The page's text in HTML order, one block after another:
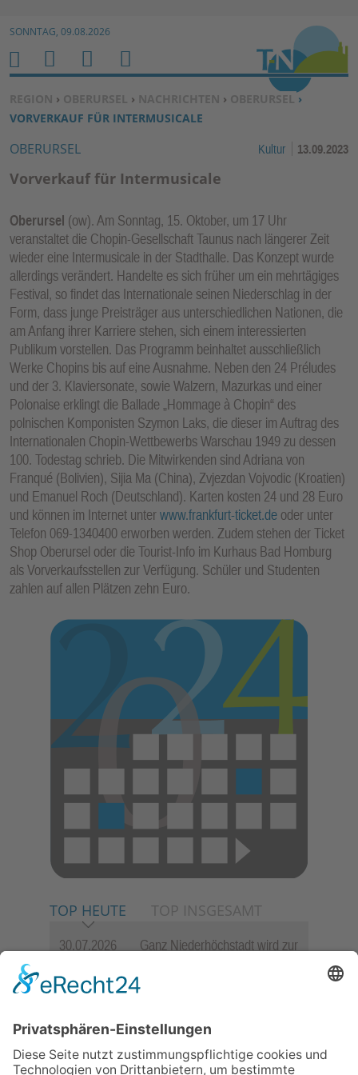
Zum Inhalt springen ↓
SONNTAG, 09.08.2026
SIE BEFINDEN SICH HIER:
REGION › OBERURSEL › NACHRICHTEN › OBERURSEL ›
VORVERKAUF FÜR INTERMUSICALE
OBERURSEL Kultur 13.09.2023
Vorverkauf für Intermusicale
Oberursel (ow). Am Sonntag, 15. Oktober, um 17 Uhr
veranstaltet die Chopin-Gesellschaft Taunus nach längerer Zeit
wieder eine Intermusicale in der Stadthalle. Das Konzept wurde
allerdings verändert. Handelte es sich früher um ein mehrtägiges
Festival, so findet das Internationale seinen Niederschlag in der
Form, dass junge Preisträger aus unterschiedlichen Nationen, die
am Anfang ihrer Karriere stehen, sich einem interessierten
Publikum vorstellen. Das Programm beinhaltet ausschließlich
Werke Chopins bis auf eine Ausnahme. Neben den 24 Préludes
und der 3. Klaviersonate, sowie Walzern, Mazurkas und einer
Polonaise erklingt die Ballade „Hommage à Chopin“ des
polnischen Komponisten Szymon Laks, die dieser im Auftrag des
Internationalen Chopin-Wettbewerbs Warschau 1949 zu dessen
100. Todestag schrieb. Die Mitwirkenden sind Adriana von
Franqué (Bolivien), Sijia Ma (China), Zvjezdan Vojvodic (Kroatien)
und Emanuel Roch (Deutschland). Karten kosten 24 und 28 Euro
und können im Internet unterwww.frankfurt-ticket.de oder unter
Telefon 069-1340400 erworben werden. Zudem stehen der Ticket
Shop Oberursel oder die Tourist-Info im Kurhaus Bad Homburg
als Vorverkaufsstellen zur Verfügung. Schüler und Studenten
zahlen auf allen Plätzen zehn Euro.
TOP HEUTE TOP INSGESAMT
30.07.2026
Ganz Niederhöchstadt wird zur
23.07.2026
Zwischen Fachwerk, Wein und
lädt wieder zum Weinfest ein
Stadiontour kommt nach
H
O
M
E
M
E
N
U
S
U
C
N
B
E
N
Z
R
F
U
N
K
TI
O
N
E
N